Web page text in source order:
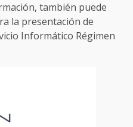
también puede
la presentación de
Informático Régimen